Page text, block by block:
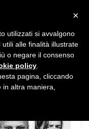
×
utilizzati si avvalgono
alle finalità illustrate
o negare il consenso
policy
pagina, cliccando
altra maniera,